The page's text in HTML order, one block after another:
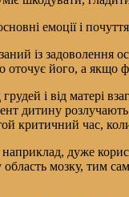
емоції і
із задоволення
його, а якщо
і від матері
розлучають
критичний час,
дуже
область мозку, тим